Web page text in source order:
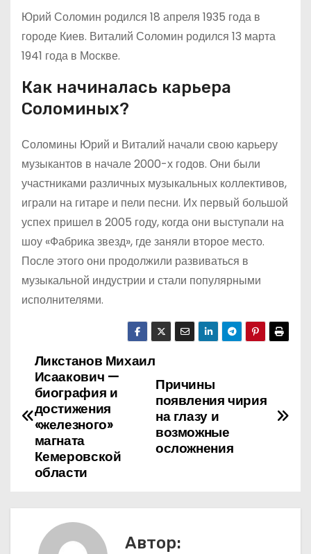
Юрий Соломин родился 18 апреля 1935 года в
городе Киев. Виталий Соломин родился 13 марта
1941 года в Москве.
Как начиналась карьера
Соломиных?
Соломины Юрий и Виталий начали свою карьеру
музыкантов в начале 2000-х годов. Они были
участниками различных музыкальных коллективов,
играли на гитаре и пели песни. Их первый большой
успех пришел в 2005 году, когда они выступали на
шоу «Фабрика звезд», где заняли второе место.
После этого они продолжили развиваться в
музыкальной индустрии и стали популярными
исполнителями.
Н
в
а
Причины
появления чирия
на глазу и
возможные
осложнения
Ликстанов Михаил
Исаакович —
биография и
достижения
«железного»
магната
Кемеровской
области
Автор: